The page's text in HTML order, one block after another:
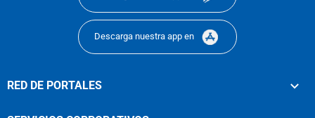
Descarga nuestra app en
RED DE PORTALES